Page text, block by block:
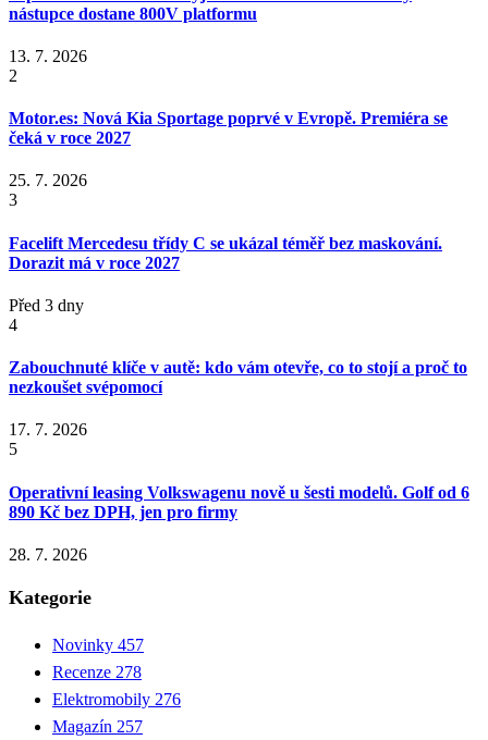
nástupce dostane 800V platformu
13. 7. 2026
2
Motor.es: Nová Kia Sportage poprvé v Evropě. Premiéra se
čeká v roce 2027
25. 7. 2026
3
Facelift Mercedesu třídy C se ukázal téměř bez maskování.
Dorazit má v roce 2027
Před 3 dny
4
Zabouchnuté klíče v autě: kdo vám otevře, co to stojí a proč to
nezkoušet svépomocí
17. 7. 2026
5
Operativní leasing Volkswagenu nově u šesti modelů. Golf od 6
890 Kč bez DPH, jen pro firmy
28. 7. 2026
Kategorie
Novinky 457
Recenze 278
Elektromobily 276
Magazín 257